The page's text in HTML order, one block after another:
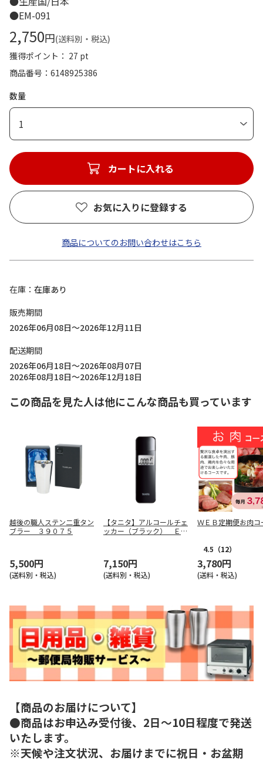
●EM-091
2,750円(送料別・税込)
獲得ポイント： 27 pt
商品番号
6148925386
数量
1
カートに入れる
お気に入りに登録する
商品についてのお問い合わせはこちら
在庫
在庫あり
販売期間
2026年06月08日～2026年12月11日
配送期間
2026年06月18日～2026年08月07日
2026年08月18日～2026年12月18日
この商品を見た人は他にこんな商品も買っています
越後の職人ステン二重タン
ブラー ３９０７５
5,500円
(送料別・税込)
【タニタ】アルコールチェ
ッカー（ブラック） ＥＡ
7,150円
(送料別・税込)
ＷＥＢ定期便お肉コ
4.5 （12）
3,780円
(送料・税込)
【商品のお届けについて】
●商品はお申込み受付後、2日～10日程度で発送
いたします。
※天候や注文状況、お届けまでに祝日・お盆期